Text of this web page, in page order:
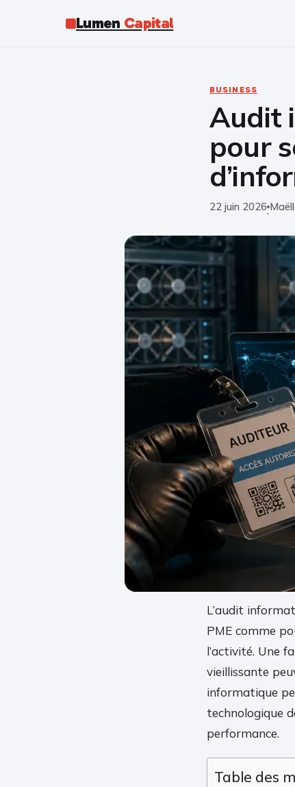
Lumen Capital
BUSINESS
Audit
pour
22 juin 2026
·
L’audit
PME comme
l’activité. Une
vieillissante
informatique
technologique
performance.
Table des